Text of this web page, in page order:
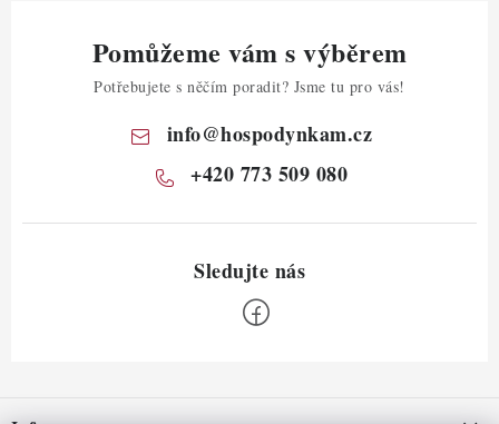
Pomůžeme vám s výběrem
Potřebujete s něčím poradit? Jsme tu pro vás!
info@hospodynkam.cz
+420 773 509 080